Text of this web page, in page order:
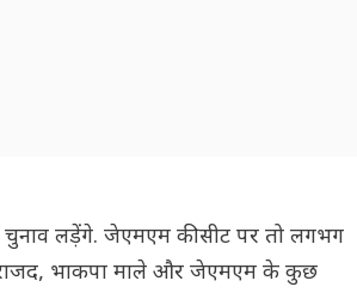
लड़ेंगे. जेएमएम की सीट पर तो लगभग
राजद, भाकपा माले और जेएमएम के कुछ